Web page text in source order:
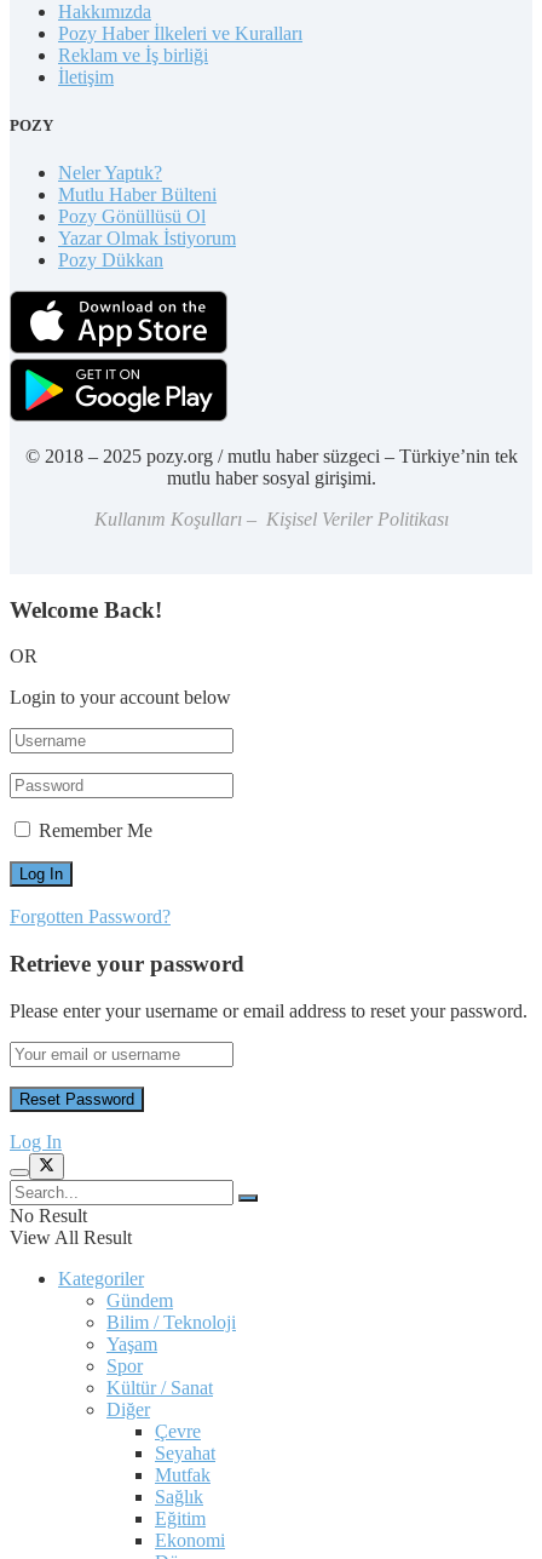
Hakkımızda
Pozy Haber İlkeleri ve Kuralları
Reklam ve İş birliği
İletişim
POZY
Neler Yaptık?
Mutlu Haber Bülteni
Pozy Gönüllüsü Ol
Yazar Olmak İstiyorum
Pozy Dükkan
© 2018 – 2025 pozy.org / mutlu haber süzgeci – Türkiye’nin tek
mutlu haber sosyal girişimi.
Kullanım Koşulları – Kişisel Veriler Politikası
Welcome Back!
OR
Login to your account below
Remember Me
Forgotten Password?
Retrieve your password
Please enter your username or email address to reset your password.
Log In
No Result
View All Result
Kategoriler
Gündem
Bilim / Teknoloji
Yaşam
Spor
Kültür / Sanat
Diğer
Çevre
Seyahat
Mutfak
Sağlık
Eğitim
Ekonomi